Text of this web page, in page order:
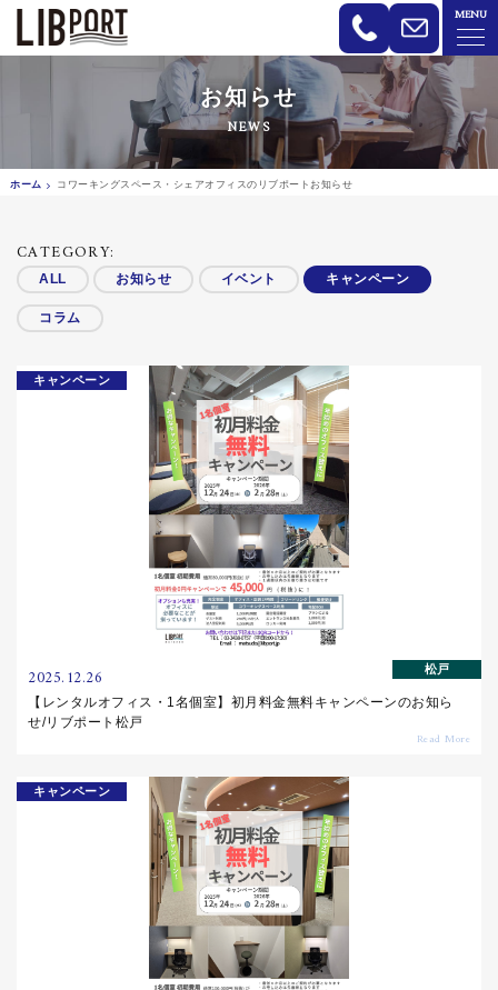
MENU
LIBPORT リブポート | コワーキング
お知らせ
NEWS
ホーム コワーキングスペース・シェアオフィスのリブポートお知らせ
CATEGORY:
ALL お知らせ イベント キャンペーン
コラム
キャンペーン
松戸
2025.12.26
【レンタルオフィス・1名個室】初月料金無料キャンペーンのお知ら
せ/リブポート松戸
キャンペーン